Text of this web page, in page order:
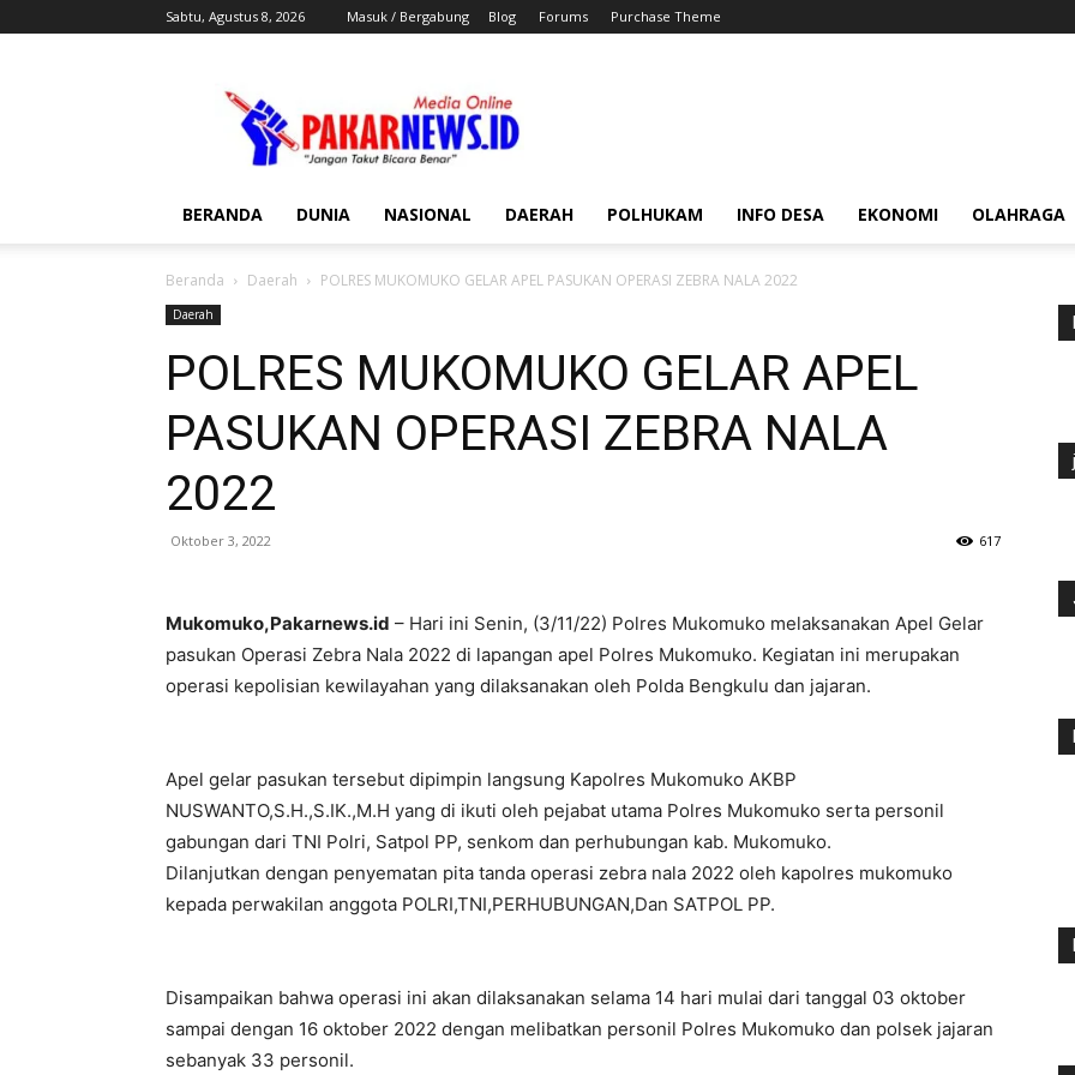
Sabtu, Agustus 8, 2026 Masuk / Bergabung Blog Forums Purchase Theme
BERANDA DUNIA NASIONAL DAERAH POLHUKAM INFO DESA EKONOMI OLAHRAGA
Beranda Daerah POLRES MUKOMUKO GELAR APEL PASUKAN OPERASI ZEBRA NALA 2022
Daerah
POLRES MUKOMUKO GELAR APEL
PASUKAN OPERASI ZEBRA NALA
2022
Oktober 3, 2022 617
Mukomuko,Pakarnews.id – Hari ini Senin, (3/11/22) Polres Mukomuko melaksanakan Apel Gelar
pasukan Operasi Zebra Nala 2022 di lapangan apel Polres Mukomuko. Kegiatan ini merupakan
operasi kepolisian kewilayahan yang dilaksanakan oleh Polda Bengkulu dan jajaran.
Apel gelar pasukan tersebut dipimpin langsung Kapolres Mukomuko AKBP
NUSWANTO,S.H.,S.IK.,M.H yang di ikuti oleh pejabat utama Polres Mukomuko serta personil
gabungan dari TNI Polri, Satpol PP, senkom dan perhubungan kab. Mukomuko.
Dilanjutkan dengan penyematan pita tanda operasi zebra nala 2022 oleh kapolres mukomuko
kepada perwakilan anggota POLRI,TNI,PERHUBUNGAN,Dan SATPOL PP.
Disampaikan bahwa operasi ini akan dilaksanakan selama 14 hari mulai dari tanggal 03 oktober
sampai dengan 16 oktober 2022 dengan melibatkan personil Polres Mukomuko dan polsek jajaran
sebanyak 33 personil.